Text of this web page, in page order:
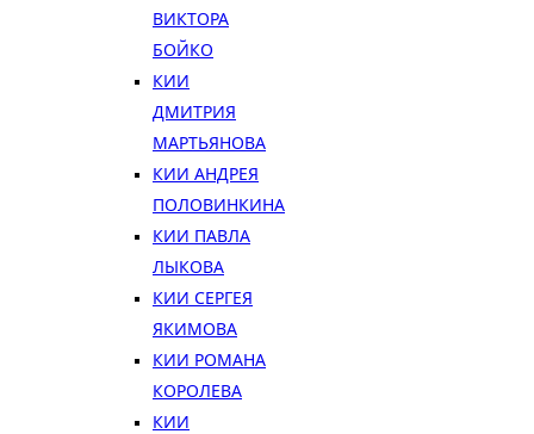
ВИКТОРА
БОЙКО
КИИ
ДМИТРИЯ
МАРТЬЯНОВА
КИИ АНДРЕЯ
ПОЛОВИНКИНА
КИИ ПАВЛА
ЛЫКОВА
КИИ СЕРГЕЯ
ЯКИМОВА
КИИ РОМАНА
КОРОЛЕВА
КИИ